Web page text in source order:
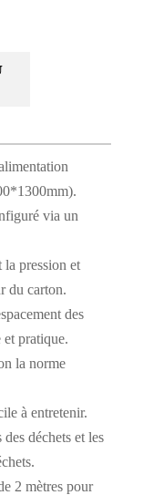
via un
pression et
du carton.
des
et pratique.
la norme
à entretenir.
déchets et les
2 mètres pour